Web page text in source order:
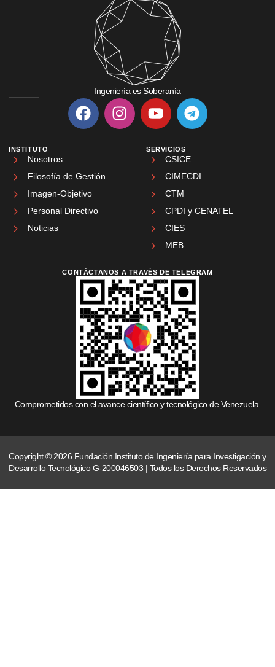
Ingeniería es Soberanía
INSTITUTO
Nosotros
Filosofía de Gestión
Imagen-Objetivo
Personal Directivo
Noticias
SERVICIOS
CSICE
CIMECDI
CTM
CPDI y CENATEL
CIES
MEB
CONTÁCTANOS A TRAVÉS DE TELEGRAM
Comprometidos con el avance científico y tecnológico de Venezuela.
Copyright © 2026 Fundación Instituto de Ingeniería para Investigación y
Desarrollo Tecnológico G-200046503 | Todos los Derechos Reservados